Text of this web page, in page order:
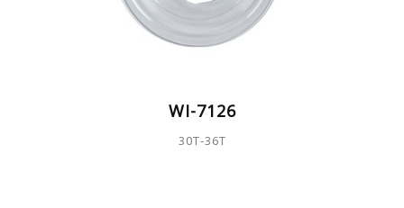
WI-7126
30T-36T